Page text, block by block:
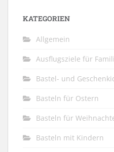
KATEGORIEN
Allgemein
Ausflugsziele für
Bastel- und
Basteln für Ostern
Basteln für
Basteln mit Kindern